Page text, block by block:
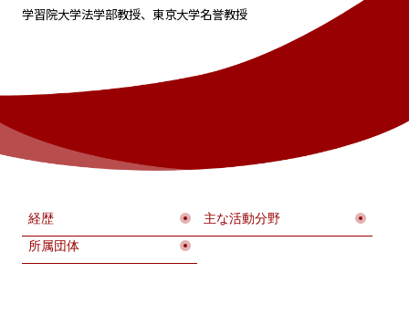
学習院大学法学部教授、東京大学名誉教授
経歴
主な活動分野
所属団体